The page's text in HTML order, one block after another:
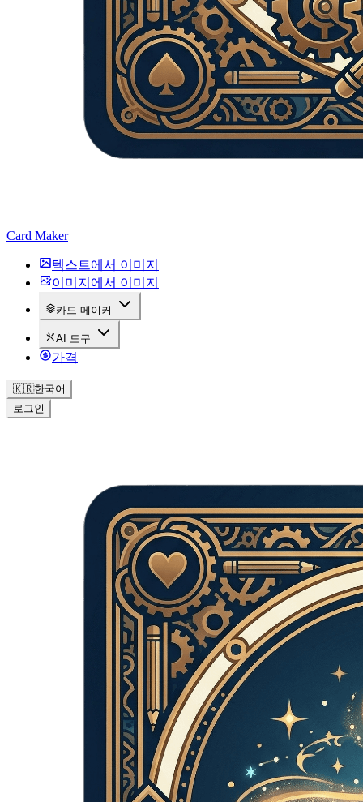
Card Maker
텍스트에서 이미지
이미지에서 이미지
카드 메이커
AI 도구
가격
🇰🇷한국어
로그인